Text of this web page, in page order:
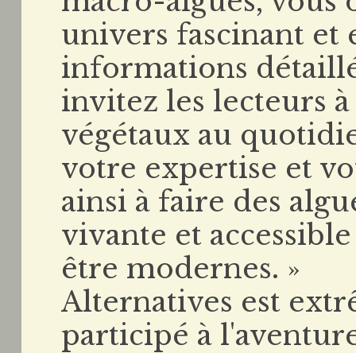
univers fascinant et
informations
invitez les lecteurs
végétaux au
votre expertise et
ainsi à faire des
vivante et
être modernes. »
Alternatives est
participé à